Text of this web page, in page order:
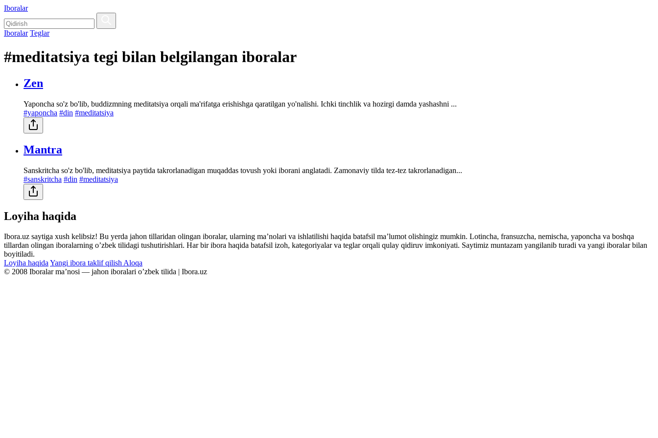
Iboralar
Iboralar Teglar
#meditatsiya tegi bilan belgilangan iboralar
Zen
Yaponcha so'z bo'lib, buddizmning meditatsiya orqali ma'rifatga erishishga qaratilgan yo'nalishi. Ichki tinchlik va hozirgi damda yashashni ...
#yaponcha #din #meditatsiya
Mantra
Sanskritcha so'z bo'lib, meditatsiya paytida takrorlanadigan muqaddas tovush yoki iborani anglatadi. Zamonaviy tilda tez-tez takrorlanadigan...
#sanskritcha #din #meditatsiya
Loyiha haqida
Ibora.uz saytiga xush kelibsiz! Bu yerda jahon tillaridan olingan iboralar, ularning maʼnolari va ishlatilishi haqida batafsil maʼlumot olishingiz mumkin. Lotincha, fransuzcha, nemischa, yaponcha va boshqa
tillardan olingan iboralarning oʼzbek tilidagi tushutirishlari. Har bir ibora haqida batafsil izoh, kategoriyalar va teglar orqali qulay qidiruv imkoniyati. Saytimiz muntazam yangilanib turadi va yangi iboralar bilan
boyitiladi.
Loyiha haqidaYangi ibora taklif qilishAloqa
© 2008 Iboralar maʼnosi — jahon iboralari oʼzbek tilida | Ibora.uz